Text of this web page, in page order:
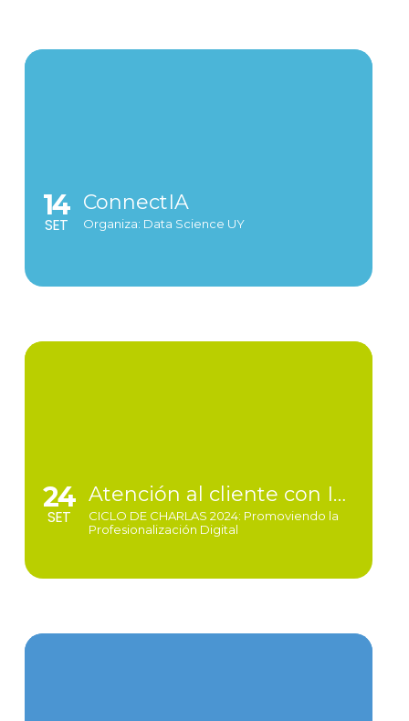
14
SET
ConnectIA
Organiza: Data Science UY
24
SET
Atención al cliente con IA | Deep Web y Dark Web | Navegando la Transformación Digital y las Ventas Multicanal
CICLO DE CHARLAS 2024: Promoviendo la
Profesionalización Digital